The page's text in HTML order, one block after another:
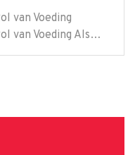
van Voeding
van Voeding Als…